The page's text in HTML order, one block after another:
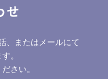
せ
、またはメールにて
。
さい。